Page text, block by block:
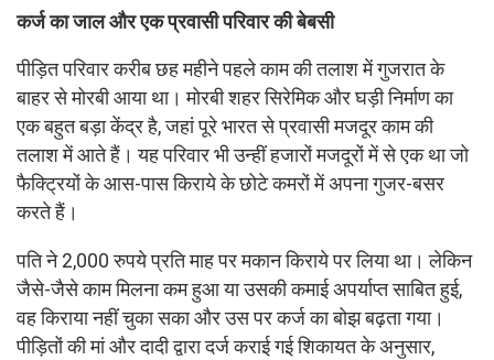
कर्ज का जाल और एक प्रवासी परिवार की बेबसी
पीड़ित परिवार करीब छह महीने पहले काम की तलाश में गुजरात के
बाहर से मोरबी आया था। मोरबी शहर सिरेमिक और घड़ी निर्माण का
एक बहुत बड़ा केंद्र है, जहां पूरे भारत से प्रवासी मजदूर काम की
तलाश में आते हैं। यह परिवार भी उन्हीं हजारों मजदूरों में से एक था जो
फैक्ट्रियों के आस-पास किराये के छोटे कमरों में अपना गुजर-बसर
करते हैं।
पति ने 2,000 रुपये प्रति माह पर मकान किराये पर लिया था। लेकिन
जैसे-जैसे काम मिलना कम हुआ या उसकी कमाई अपर्याप्त साबित हुई,
वह किराया नहीं चुका सका और उस पर कर्ज का बोझ बढ़ता गया।
पीड़ितों की मां और दादी द्वारा दर्ज कराई गई शिकायत के अनुसार,